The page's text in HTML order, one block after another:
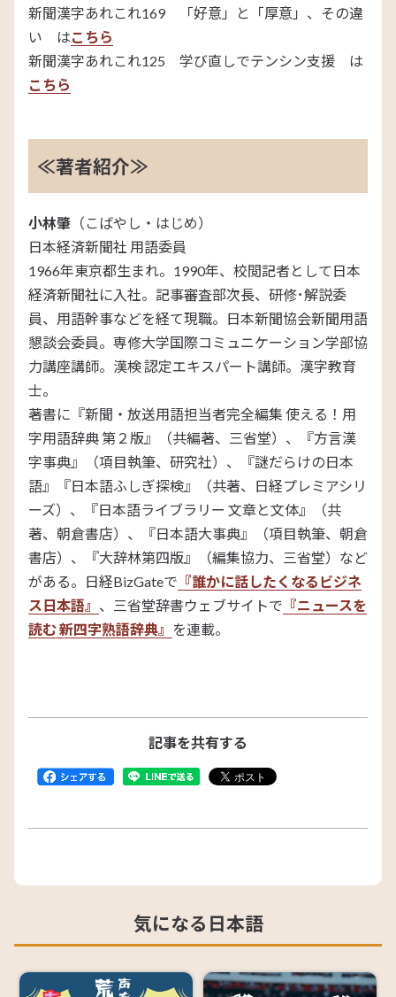
新聞漢字あれこれ169 「好意」と「厚意」、その違
い はこちら
新聞漢字あれこれ125 学び直しでテンシン支援 は
こちら
≪著者紹介≫
小林肇（こばやし・はじめ）
日本経済新聞社 用語委員
1966年東京都生まれ。 1990年、校閲記者として日本
経済新聞社に入社。記事審査部次長、研修･解説委
員、用語幹事などを経て現職。日本新聞協会新聞用語
懇談会委員。専修大学国際コミュニケーション学部協
力講座講師。漢検 認定エキスパート講師。漢字教育
士。
著書に『新聞・放送用語担当者完全編集 使える！用
字用語辞典 第２版』（共編著、三省堂）、『方言漢
字事典』（項目執筆、研究社）、『謎だらけの日本
語』『日本語ふしぎ探検』（共著、日経プレミアシリ
ーズ）、『日本語ライブラリー 文章と文体』（共
著、朝倉書店）、『日本語大事典』（項目執筆、朝倉
書店）、『大辞林第四版』（編集協力、三省堂）など
がある。日経BizGateで 『誰かに話したくなるビジネ
ス日本語』 、三省堂辞書ウェブサイトで 『ニュースを
読む 新四字熟語辞典』
を連載。
記事を共有する
気になる日本語